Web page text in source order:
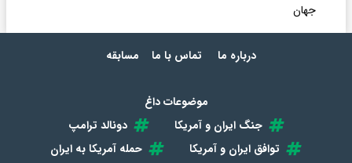
جهان
درباره ما تماس با ما مسابقه
موضوعات داغ
جنگ ایران و آمریکا
دونالد ترامپ
توافق ایران و آمریکا
حمله آمریکا به ایران